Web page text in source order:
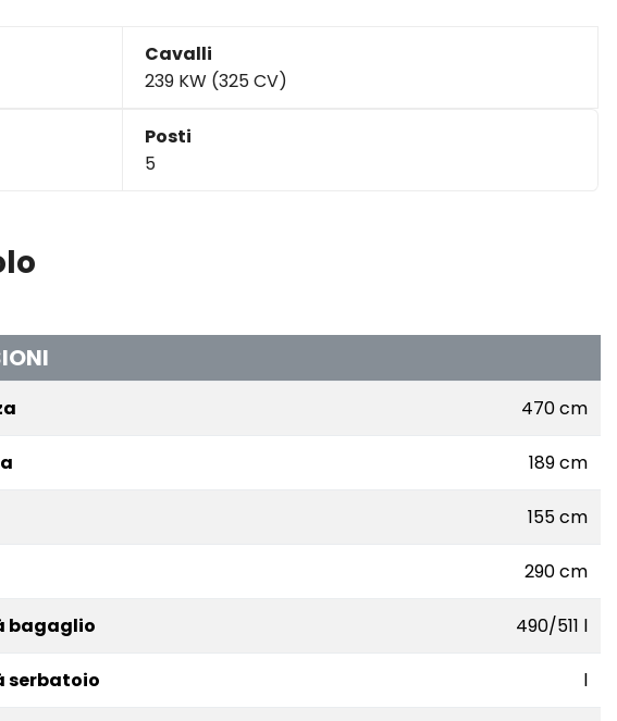
Cavalli
239 KW (325 CV)
Posti
5
470 cm
189 cm
155 cm
290 cm
bagaglio 490/511 l
serbatoio l